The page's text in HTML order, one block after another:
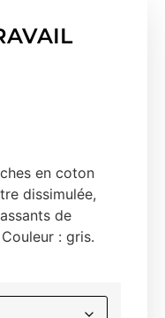
en coton
dissimulée,
de
: gris.